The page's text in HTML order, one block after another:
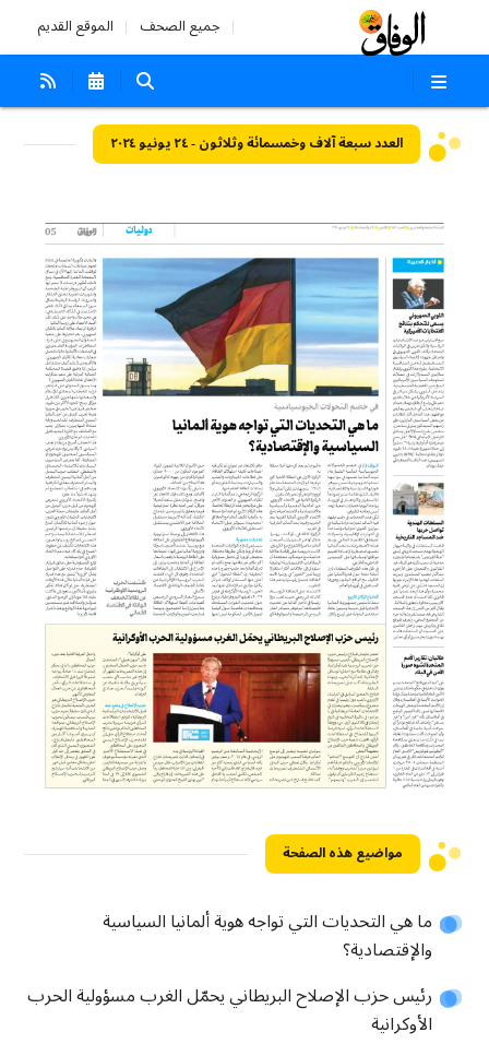
جميع الصحف الموقع القديم
العدد سبعة آلاف وخمسمائة وثلاثون - ٢٤ يونيو ٢٠٢٤
مواضيع هذه الصفحة
ما هي التحديات التي تواجه هوية ألمانيا السياسية
والإقتصادية؟
رئيس حزب الإصلاح البريطاني يحمّل الغرب مسؤولية الحرب
الأوكرانية